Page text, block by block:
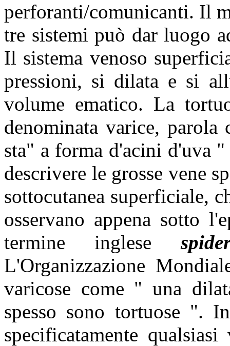
perforanti/comunicanti. Il
tre sistemi può dar luogo
Il sistema venoso
pressioni, si dilata e si
volume ematico. La
denominata varice,
sta" a forma d'acini d'uva
descrivere le grosse vene
sottocutanea superficiale,
osservano appena sotto
termine inglese
L'Organizzazione
varicose come " una
spesso sono tortuose ".
specificatamente